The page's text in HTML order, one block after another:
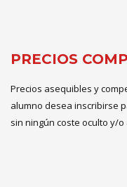
PRECIOS
Precios asequibles y
alumno desea inscribirse
sin ningún coste oculto y/o